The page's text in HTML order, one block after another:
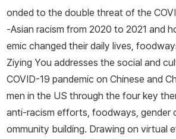
onded to the double threat of the
-Asian racism from 2020 to 2021 and
emic changed their daily lives,
Ziying You addresses the social and
COVID-19 pandemic on Chinese and
men in the US through the four key
anti-racism efforts, foodways, gender
ommunity building. Drawing on virtual